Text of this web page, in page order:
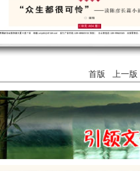
首版 上一版